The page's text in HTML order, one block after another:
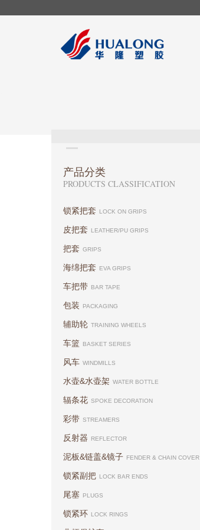
产品分类
PRODUCTS CLASSIFICATION
锁紧把套 LOCK ON GRIPS
皮把套 LEATHER/PU GRIPS
把套 GRIPS
海绵把套 EVA GRIPS
车把带 BAR TAPE
包装 PACKAGING
辅助轮 TRAINING WHEELS
车篮 BASKET SERIES
风车 WINDMILLS
水壶&水壶架 WATER BOTTLE
辐条花 SPOKE DECORATION
彩带 STREAMERS
反射器 REFLECTOR
泥板&链盖&镜子 FENDER & CHAIN COVER
锁紧副把 LOCK BAR ENDS
尾塞 PLUGS
锁紧环 LOCK RINGS